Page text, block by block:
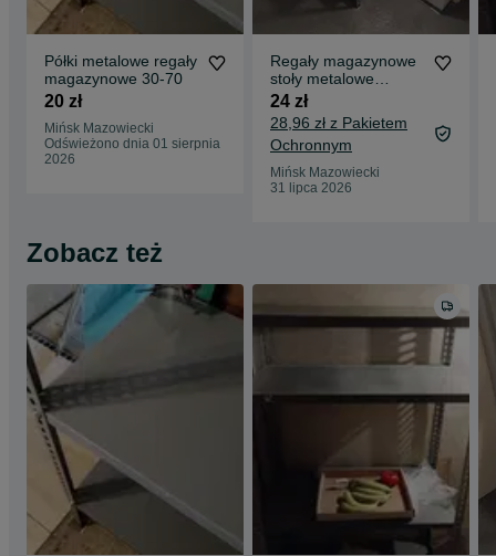
Półki metalowe regały
magazynowe 30-70
20 zł
Mińsk Mazowiecki
Odświeżono dnia 01 sierpnia
2026
Regały magazynowe
stoły metalowe
warsztatowe
24 zł
28,96 zł z Pakietem
Ochronnym
Mińsk Mazowiecki
31 lipca 2026
Zobacz też